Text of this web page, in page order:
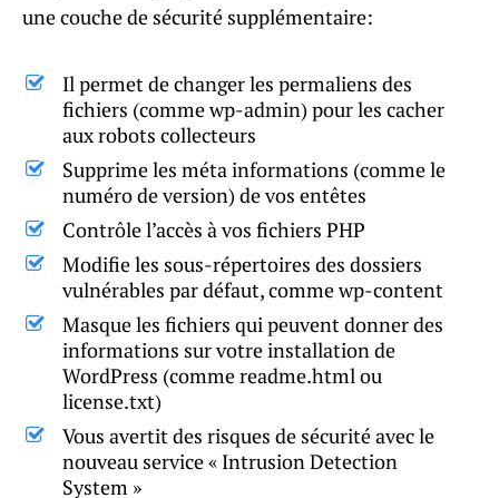
une couche de sécurité supplémentaire:
Il permet de changer les permaliens des
fichiers (comme wp-admin) pour les cacher
aux robots collecteurs
Supprime les méta informations (comme le
numéro de version) de vos entêtes
Contrôle l’accès à vos fichiers PHP
Modifie les sous-répertoires des dossiers
vulnérables par défaut, comme wp-content
Masque les fichiers qui peuvent donner des
informations sur votre installation de
WordPress (comme readme.html ou
license.txt)
Vous avertit des risques de sécurité avec le
nouveau service « Intrusion Detection
System »